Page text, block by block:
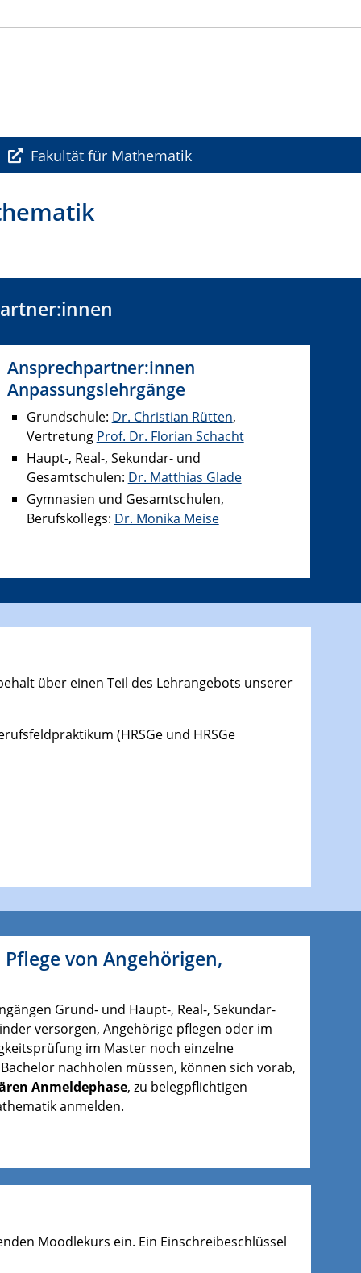
Fakultät für Mathematik
Ansprechpartner:innen
Anpassungslehrgänge
Grundschule: Dr. Christian Rütten,
Vertretung Prof. Dr. Florian Schacht
Haupt-, Real-, Sekundar- und
Gesamtschulen: Dr. Matthias Glade
Gymnasien und Gesamtschulen,
Berufskollegs: Dr. Monika Meise
über einen Teil des Lehrangebots unserer
(HRSGe und HRSGe
von Angehörigen,
Grund- und Haupt-, Real-, Sekundar-
versorgen, Angehörige pflegen oder im
im Master noch einzelne
nachholen müssen, können sich vorab,
Anmeldephase, zu belegpflichtigen
anmelden.
Moodlekurs ein. Ein Einschreibeschlüssel